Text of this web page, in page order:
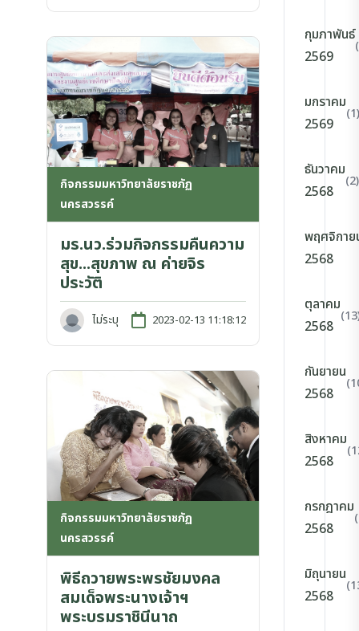
กิจกรรมมหาวิทยาลัยราชภัฏ
นครสวรรค์
มร.นว.ร่วมกิจกรรมคืนความ
สุข...สุขภาพ ณ ค่ายจิร
ประวัติ
ไม่ระบุ 2023-02-13 11:18:12
กิจกรรมมหาวิทยาลัยราชภัฏ
นครสวรรค์
พิธีถวายพระพรชัยมงคล
สมเด็จพระนางเจ้าฯ
พระบรมราชินีนาถ
กุมภาพันธ์
2569
มกราคม
2569
(1)
ธันวาคม
2568
(2)
พฤศจิกาย
2568
ตุลาคม
2568
กันยายน
2568
สิงหาคม
2568
กรกฎาคม
2568
มิถุนายน
2568